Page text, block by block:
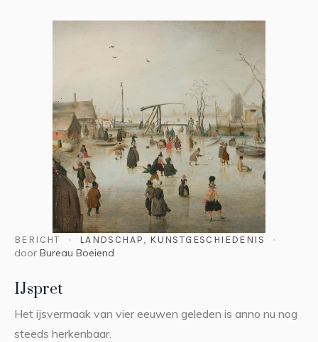
BERICHT LANDSCHAP, KUNSTGESCHIEDENIS
door Bureau Boeiend
IJspret
Het ijsvermaak van vier eeuwen geleden is anno nu nog
steeds herkenbaar.